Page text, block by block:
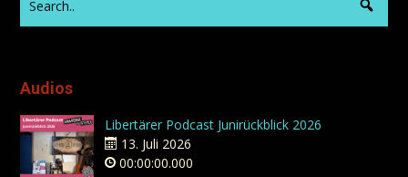
Audios
Libertärer Podcast Junirückblick 2026
13. Juli 2026
00:00:00.000